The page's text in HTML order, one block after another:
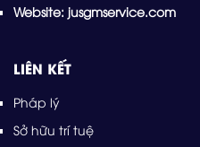
Website: jusgmservice.com
LIÊN KẾT
Pháp lý
Sở hữu trí tuệ